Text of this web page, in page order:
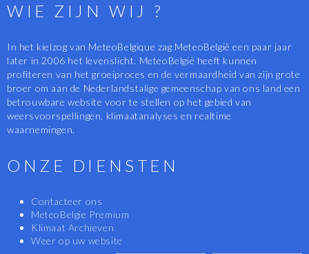
WIE ZIJN WIJ ?
In het kielzog van MeteoBelgique zag MeteoBelgië een paar jaar
later in 2006 het levenslicht. MeteoBelgië heeft kunnen
profiteren van het groeiproces en de vermaardheid van zijn grote
broer om aan de Nederlandstalige gemeenschap van ons land een
betrouwbare website voor te stellen op het gebied van
weersvoorspellingen, klimaatanalyses en realtime
waarnemingen.
ONZE DIENSTEN
Contacteer ons
MeteoBelgie Premium
Klimaat Archieven
Weer op uw website